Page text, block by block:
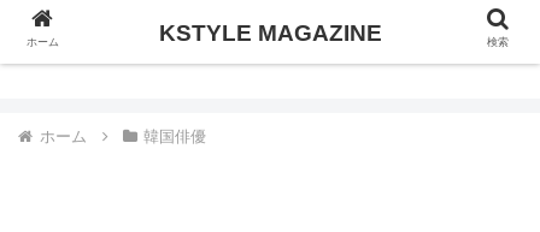
KSTYLE MAGAZINE
ホーム 韓国俳優
ホーム KSTYLE MAGAZINE 検索